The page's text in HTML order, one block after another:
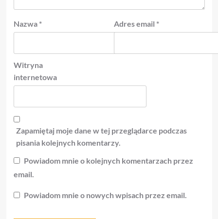
Nazwa * Adres email *
Witryna
internetowa
Zapamiętaj moje dane w tej przeglądarce podczas
pisania kolejnych komentarzy.
Powiadom mnie o kolejnych komentarzach przez
email.
Powiadom mnie o nowych wpisach przez email.